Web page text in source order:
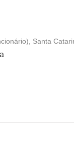
a vida familiar
Santa